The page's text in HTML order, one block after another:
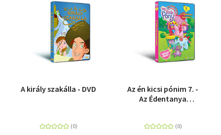
A király szakálla - DVD
Az én kicsi pónim 7. -
Az Édentanya